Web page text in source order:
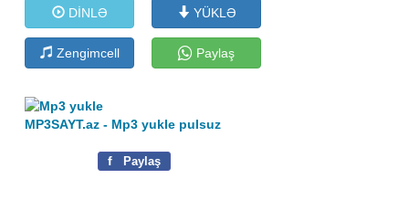
DİNLƏ YÜKLƏ
Zengimcell Paylaş
MP3SAYT.az - Mp3 yukle pulsuz
f Paylaş